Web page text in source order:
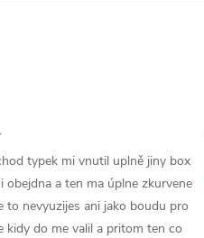
typek mi vnutil uplně jiny box
obejdna a ten ma úplne zkurvene
to nevyuzijes ani jako boudu pro
kidy do me valil a pritom ten co